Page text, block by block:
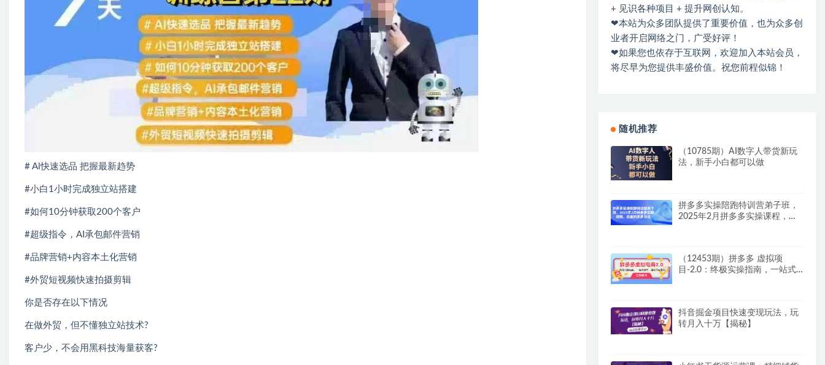
# Al快速选品 把握最新趋势
#小白1小时完成独立站搭建
#如何10分钟获取200个客户
#超级指令，AI承包邮件营销
#品牌营销+内容本土化营销
#外贸短视频快速拍摄剪辑
你是否存在以下情况
在做外贸，但不懂独立站技术?
客户少，不会用黑科技海量获客?
+ 见识各种项目 + 提升网创认知。
❤本站为众多团队提供了重要价值，也为众多创
业者开启网络之门，广受好评！
❤如果您也依存于互联网，欢迎加入本站会员，
将尽早为您提供丰盛价值。祝您前程似锦！
随机推荐
（10785期）AI数字人带货新玩
法，新手小白都可以做
拼多多实操陪跑特训营弟子班，
2025年2月拼多多实操课程，海
（12453期）拼多多 虚拟项
目-2.0：终极实操指南，一站式
抖音掘金项目快速变现玩法，玩
转月入十万【揭秘】